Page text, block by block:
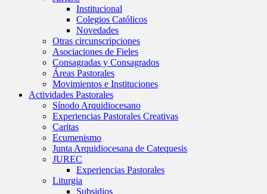
Institucional
Colegios Católicos
Novedades
Otras circunscripciones
Asociaciones de Fieles
Consagradas y Consagrados
Áreas Pastorales
Movimientos e Instituciones
Actividades Pastorales
Sínodo Arquidiocesano
Experiencias Pastorales Creativas
Caritas
Ecumenismo
Junta Arquidiocesana de Catequesis
JUREC
Experiencias Pastorales
Liturgia
Subsidios